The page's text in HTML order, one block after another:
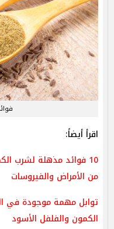
اقرأ أيضاً:
10 فوائد مذهلة لشرب
من الأمراض والفيروسات
توابل مهمة موجودة في
الكمون والفلفل الأسود